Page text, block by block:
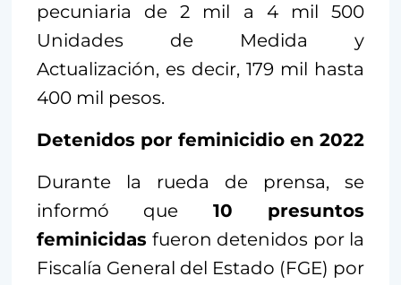
pecuniaria de 2 mil a 4 mil 500
Unidades de Medida y
Actualización, es decir, 179 mil hasta
400 mil pesos.
Detenidos por feminicidio en 2022
Durante la rueda de prensa, se
informó que 10 presuntos
feminicidas fueron detenidos por la
Fiscalía General del Estado (FGE) por